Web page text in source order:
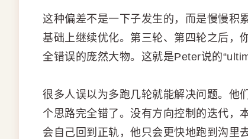
这种偏差不是一下子发生的，而是慢慢积
基础上继续优化。第三轮、第四轮之后，
全错误的庞然大物。这就是Peter说的
很多人误以为多跑几轮就能解决问题。他
个思路完全错了。没有方向控制的迭代，
会自己回到正轨，他只会更快地跑到沟里去